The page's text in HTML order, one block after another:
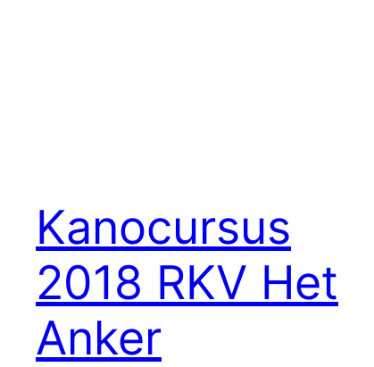
Kanocursus
2018 RKV Het
Anker